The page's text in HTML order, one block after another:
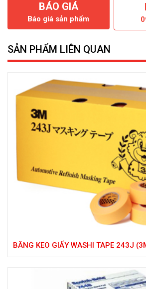
BÁO GIÁ
Báo giá sản phẩm
SẢN PHẨM LIÊN QUAN
BĂNG KEO GIẤY WASHI TAPE 243J